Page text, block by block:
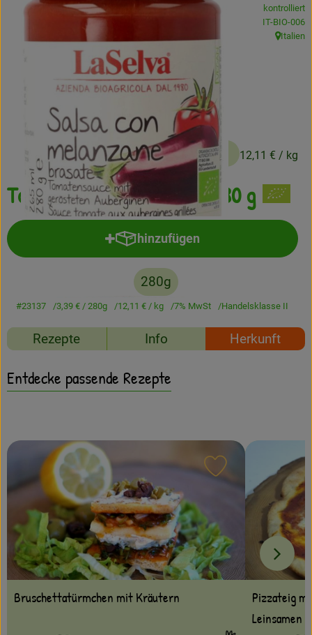
Getränke
Naturkosmetik
Drogerie
Gratis Ökokiste im Wert von 25 Euro
Veranstaltungen
Entdecken
Über uns
Tomatensauce Aubergine 280 g
3,39 €/ 280g 12,11 € / kg
kontrolliert
,IT-BIO-006
,
Italien
hinzufügen
Produkt zum Warenkorb
280g
#23137 3,39 €/ 280g 12,11 €/ kg 7% MwSt Handelsklasse II
Rezepte Info Herkunft
Entdecke passende Rezepte
Bruschettatürmchen mit Kräutern
Rezept zu
Pizzateig
Leinsamen